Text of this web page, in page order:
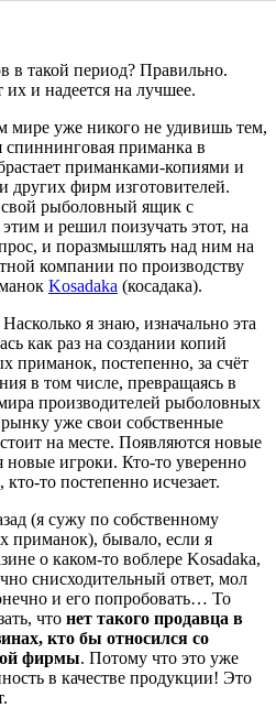
в такой период? Правильно.
их и надеется на лучшее.
мире уже никого не удивишь тем,
спиннинговая приманка в
приманками-копиями и
других фирм изготовителей.
свой рыболовный ящик с
и решил поизучать этот, на
и поразмышлять над ним на
компании по производству
Kosadaka (косадака).
Насколько я знаю, изначально эта
как раз на создании копий
приманок, постепенно, за счёт
в том числе, превращаясь в
производителей рыболовных
уже свои собственные
на месте. Появляются новые
новые игроки. Кто-то уверенно
то постепенно исчезает.
(я сужу по собственному
приманок), бывало, если я
о каком-то воблере Kosadaka,
снисходительный ответ, мол
и его попробовать… То
что нет такого продавца в
кто бы относился со
фирмы. Потому что это уже
в качестве продукции! Это